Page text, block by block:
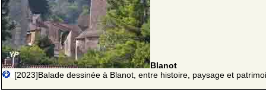
Blanot
[2023]Balade dessinée à Blanot, entre histoire, paysage et